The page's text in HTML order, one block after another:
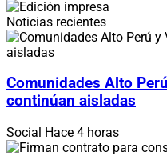
Noticias recientes
Comunidades Alto
continúan aisladas
Social Hace 4 horas